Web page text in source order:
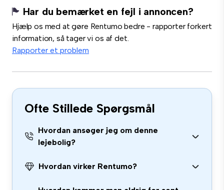
Har du bemærket en fejl i annoncen?
Hjælp os med at gøre Rentumo bedre - rapporter forkert
information, så tager vi os af det.
Rapporter et problem
Ofte Stillede Spørgsmål
Hvordan ansøger jeg om denne
lejebolig?
Hvordan virker Rentumo?